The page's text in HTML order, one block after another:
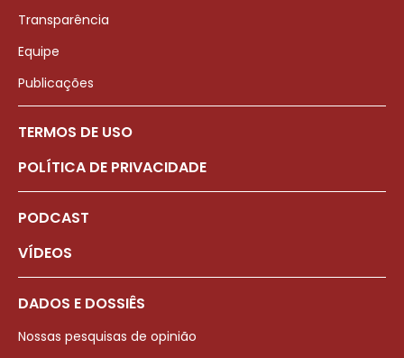
Transparência
Equipe
Publicações
TERMOS DE USO
POLÍTICA DE PRIVACIDADE
PODCAST
VÍDEOS
DADOS E DOSSIÊS
Nossas pesquisas de opinião